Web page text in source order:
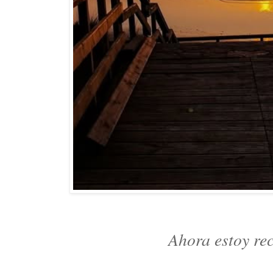
Ahora estoy